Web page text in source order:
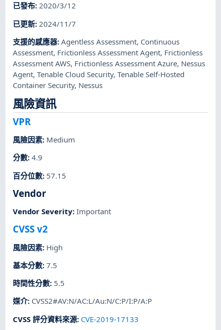
已發布:2020/3/12
已更新: 2024/11/7
支援的感應器:Agentless Assessment, Continuous
Assessment, Frictionless Assessment Agent, Frictionless
Assessment AWS, Frictionless Assessment Azure, Nessus
Agent,Tenable Cloud Security,Tenable Self-Hosted
Container Security, Nessus
風險資訊
VPR
風險因素: Medium
分數:4.9
百分位數: 57.15
Vendor
Vendor Severity:Important
CVSS v2
風險因素: High
基本分數:7.5
時間性分數: 5.5
媒介: CVSS2#AV:N/AC:L/Au:N/C:P/I:P/A:P
CVSS 評分資料來源: CVE-2019-17133